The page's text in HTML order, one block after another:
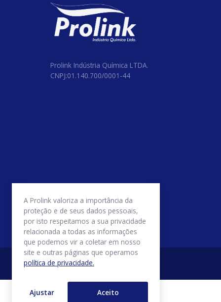
#hospital
#BarrilhaLeve
#Proten90h
#TripolifosfatodeSodio
Prolink Indústria Química LTDA.
CNPJ:01.140.700/0001-44
A Prolink valoriza a importância da
proteção e de seus dados pessoais,
por isto respeitamos a sua privacidade
relacionada a todas as informações
que podemos vir a coletar em nosso
site e outras páginas que operamos
política de privacidade.
Ajustar Aceito